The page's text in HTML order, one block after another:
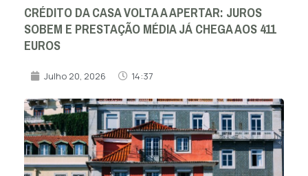
CRÉDITO DA CASA VOLTA A APERTAR: JUROS
SOBEM E PRESTAÇÃO MÉDIA JÁ CHEGA AOS 411
EUROS
Julho 20, 2026 14:37